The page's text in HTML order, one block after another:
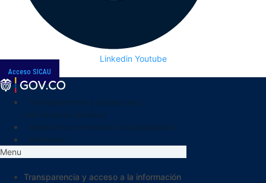
Linkedin Youtube
Acceso SICAU
Menu
Transparencia y acceso a la información